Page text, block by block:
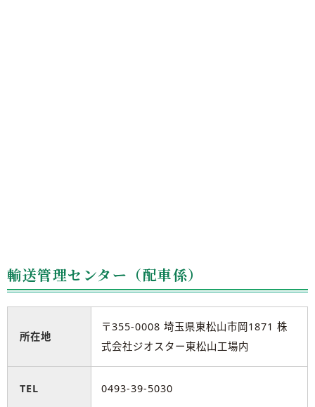
輸送管理センター（配車係）
所在地
〒355-0008 埼玉県東松山市岡1871 株
式会社ジオスター東松山工場内
TEL 0493-39-5030